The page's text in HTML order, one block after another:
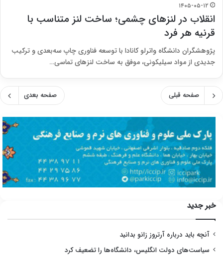
۱۴۰۵-۰۵-۱۲
انقلاب در لنزهای چشمی؛ ساخت لنز متناسب با
قرنیه هر فرد
پژوهشگران دانشگاه واترلو کانادا با توسعه فناوری چاپ سه‌بعدی و ترکیب
جدیدی از مواد سیلیکونی، موفق به ساخت لنزهای تماسی…
صفحه قبلی صفحه بعدی
خبر جدید
آنچه باید درباره آرتروز زانو بدانید
سیاست‌های دولت انگلیس، دانشگاه‌ها را تضعیف کرد